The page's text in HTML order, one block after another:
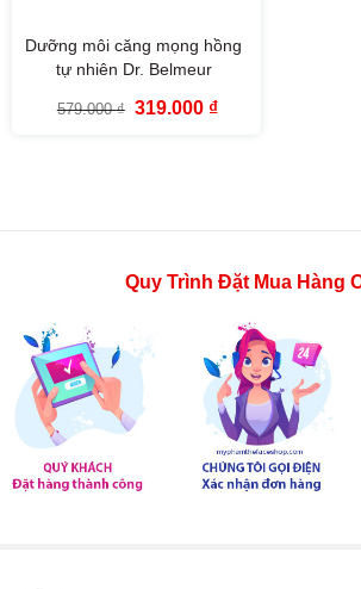
Dưỡng môi căng mọng hồng
tự nhiên Dr. Belmeur
579.000₫ Giá
319.000 ₫Giá
Quy Trình Đặt Mua Hàng